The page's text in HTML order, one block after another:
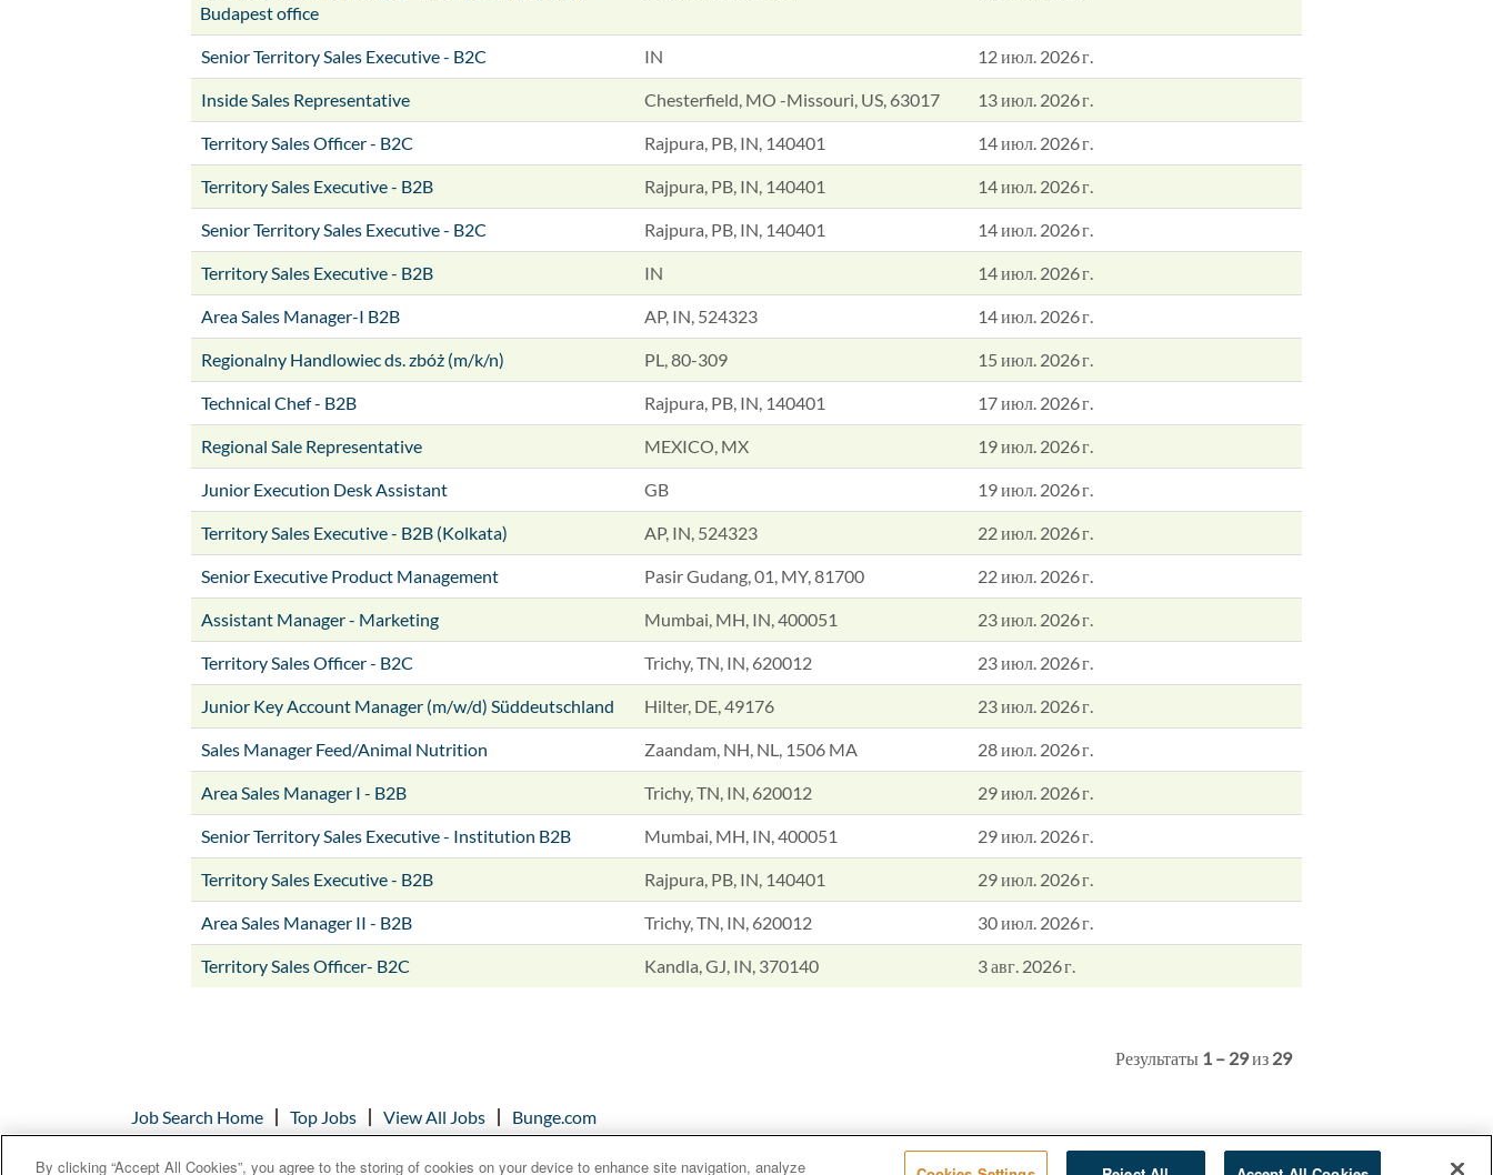
Budapest office
Senior Territory Sales Executive - B2C IN 12 июл. 2026 г.
Inside Sales Representative Chesterfield, MO -Missouri, US, 63017 13 июл. 2026 г.
Territory Sales Officer - B2C Rajpura, PB, IN, 140401 14 июл. 2026 г.
Territory Sales Executive - B2B Rajpura, PB, IN, 140401 14 июл. 2026 г.
Senior Territory Sales Executive - B2C Rajpura, PB, IN, 140401 14 июл. 2026 г.
Territory Sales Executive - B2B IN 14 июл. 2026 г.
Area Sales Manager-I B2B AP, IN, 524323 14 июл. 2026 г.
Regionalny Handlowiec ds. zbóż (m/k/n) PL, 80-309 15 июл. 2026 г.
Technical Chef - B2B Rajpura, PB, IN, 140401 17 июл. 2026 г.
Regional Sale Representative MEXICO, MX 19 июл. 2026 г.
Junior Execution Desk Assistant GB 19 июл. 2026 г.
Territory Sales Executive - B2B (Kolkata) AP, IN, 524323 22 июл. 2026 г.
Senior Executive Product Management Pasir Gudang, 01, MY, 81700 22 июл. 2026 г.
Assistant Manager - Marketing Mumbai, MH, IN, 400051 23 июл. 2026 г.
Territory Sales Officer - B2C Trichy, TN, IN, 620012 23 июл. 2026 г.
Junior Key Account Manager (m/w/d) Süddeutschland Hilter, DE, 49176 23 июл. 2026 г.
Sales Manager Feed/Animal Nutrition Zaandam, NH, NL, 1506 MA 28 июл. 2026 г.
Area Sales Manager I - B2B Trichy, TN, IN, 620012 29 июл. 2026 г.
Senior Territory Sales Executive - Institution B2B Mumbai, MH, IN, 400051 29 июл. 2026 г.
Territory Sales Executive - B2B Rajpura, PB, IN, 140401 29 июл. 2026 г.
Area Sales Manager II - B2B Trichy, TN, IN, 620012 30 июл. 2026 г.
Territory Sales Officer- B2C Kandla, GJ, IN, 370140 3 авг. 2026 г.
Результаты 1 – 29из 29
Job Search Home Top Jobs View All Jobs Bunge.com
By clicking “Accept All Cookies”, you agree to the storing of cookies on your device to enhance site navigation, analyze